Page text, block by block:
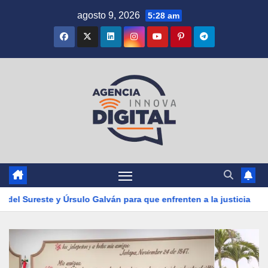
agosto 9, 2026 5:28 am
Galván para que enfrenten a la justicia Xalapa avanza